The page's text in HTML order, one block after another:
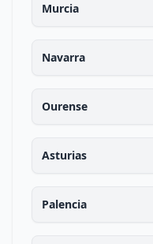
Murcia
Navarra
Ourense
Asturias
Palencia